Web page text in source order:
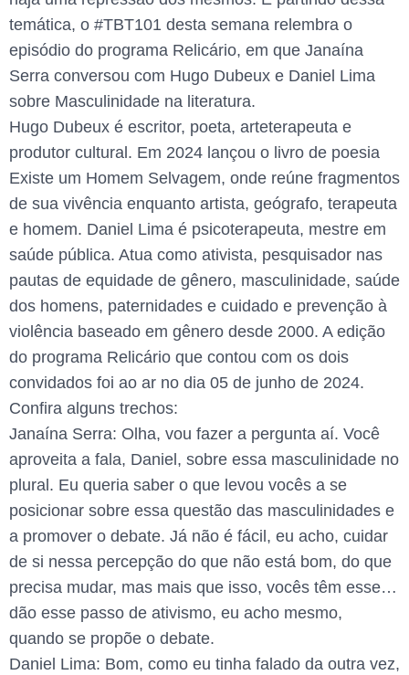
temática, o #TBT101 desta semana relembra o
episódio do programa Relicário, em que Janaína
Serra conversou com Hugo Dubeux e Daniel Lima
sobre Masculinidade na literatura.
Hugo Dubeux é escritor, poeta, arteterapeuta e
produtor cultural. Em 2024 lançou o livro de poesia
Existe um Homem Selvagem, onde reúne fragmentos
de sua vivência enquanto artista, geógrafo, terapeuta
e homem. Daniel Lima é psicoterapeuta, mestre em
saúde pública. Atua como ativista, pesquisador nas
pautas de equidade de gênero, masculinidade, saúde
dos homens, paternidades e cuidado e prevenção à
violência baseado em gênero desde 2000. A edição
do programa Relicário que contou com os dois
convidados foi ao ar no dia 05 de junho de 2024.
Confira alguns trechos:
Janaína Serra: Olha, vou fazer a pergunta aí. Você
aproveita a fala, Daniel, sobre essa masculinidade no
plural. Eu queria saber o que levou vocês a se
posicionar sobre essa questão das masculinidades e
a promover o debate. Já não é fácil, eu acho, cuidar
de si nessa percepção do que não está bom, do que
precisa mudar, mas mais que isso, vocês têm esse…
dão esse passo de ativismo, eu acho mesmo,
quando se propõe o debate.
Daniel Lima: Bom, como eu tinha falado da outra vez,